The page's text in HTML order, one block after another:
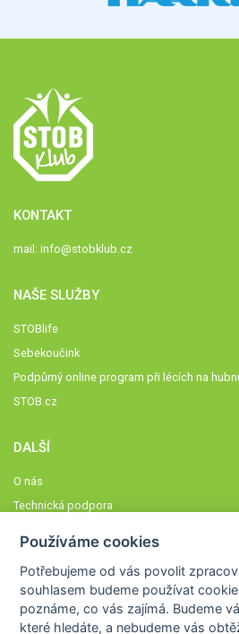
KONTAKT
mail: info@stobklub.cz
NAŠE SLUŽBY
STOBlife
Sebekoučink
Podpůrný online program při lécích na
STOB.cz
DALŠÍ
O nás
Technická podpora
Členové STOBklubu
Zásady nakládání s osobními údaji
Otestujte se
Používáme cookies
Potřebujeme od vás povolit
souhlasem budeme používat
poznáme,co vás zajímá. Budeme
které hledáte, a nebudeme vás